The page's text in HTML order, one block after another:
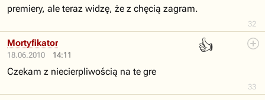
32
premiery, ale teraz widzę, że z chęcią zagram.
18.06.2010 14:11
👍
33
Mortyfikator
Czekam z niecierpliwością na te gre